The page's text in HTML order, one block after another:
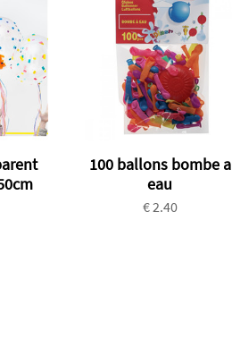
100 ballons bombe a
eau
€ 2.40